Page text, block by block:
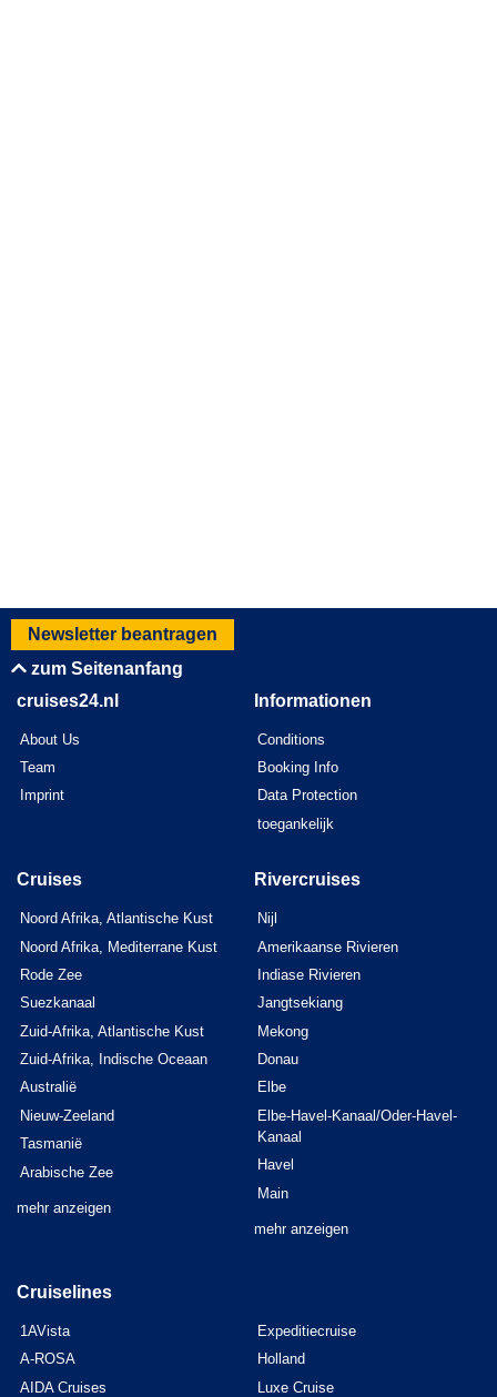
Newsletter beantragen
zum Seitenanfang
cruises24.nl
About Us
Team
Imprint
Informationen
Conditions
Booking Info
Data Protection
toegankelijk
Cruises
Noord Afrika, Atlantische Kust
Noord Afrika, Mediterrane Kust
Rode Zee
Suezkanaal
Zuid-Afrika, Atlantische Kust
Zuid-Afrika, Indische Oceaan
Australië
Nieuw-Zeeland
Tasmanië
Arabische Zee
mehr anzeigen
Rivercruises
Nijl
Amerikaanse Rivieren
Indiase Rivieren
Jangtsekiang
Mekong
Donau
Elbe
Elbe-Havel-Kanaal/Oder-Havel-
Kanaal
Havel
Main
mehr anzeigen
Cruiselines
1AVista
A-ROSA
AIDA Cruises
Expeditiecruise
Holland
Luxe Cruise